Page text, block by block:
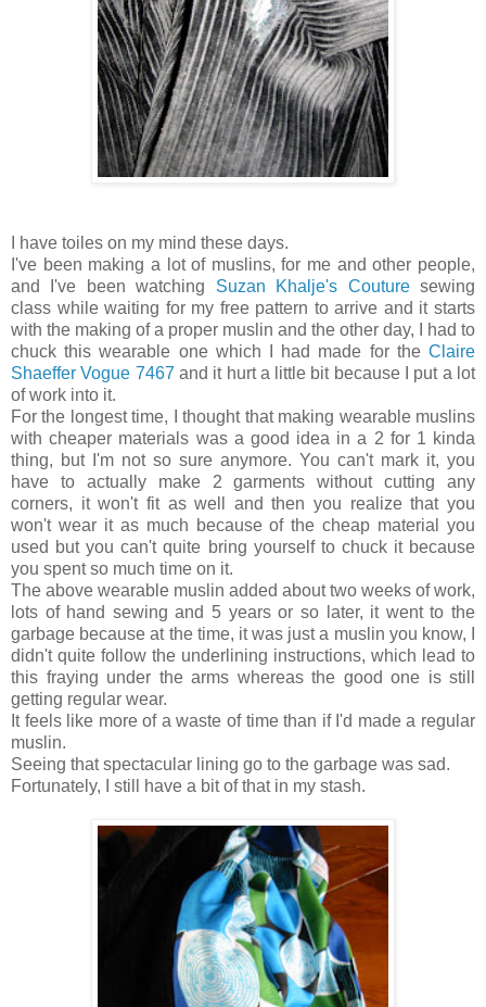
I have toiles on my mind these days.
I've been making a lot of muslins, for me and other people,
and I've been watching Suzan Khalje's Couturesewing
class while waiting for my free pattern to arrive and it starts
with the making of a proper muslin and the other day, I had to
chuck this wearable one which I had made for the Claire
Shaeffer Vogue 7467 and it hurt a little bit because I put a lot
of work into it.
For the longest time, I thought that making wearable muslins
with cheaper materials was a good idea in a 2 for 1 kinda
thing, but I'm not so sure anymore. You can't mark it, you
have to actually make 2 garments without cutting any
corners, it won't fit as well and then you realize that you
won't wear it as much because of the cheap material you
used but you can't quite bring yourself to chuck it because
you spent so much time on it.
The above wearable muslin added about two weeks of work,
lots of hand sewing and 5 years or so later, it went to the
garbage because at the time, it was just a muslin you know, I
didn't quite follow the underlining instructions, which lead to
this fraying under the arms whereas the good one is still
getting regular wear.
It feels like more of a waste of time than if I'd made a regular
muslin.
Seeing that spectacular lining go to the garbage was sad.
Fortunately, I still have a bit of that in my stash.